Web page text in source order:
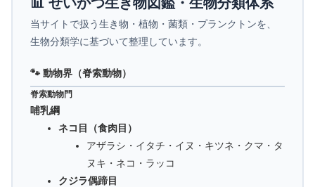
当サイトで扱う生き物・植物・菌類・プランクトンを、
生物分類学に基づいて整理しています。
🐾 動物界（脊索動物）
脊索動物門
哺乳綱
ネコ目（食肉目）
アザラシ・イタチ・イヌ・キツネ・クマ・タ
ヌキ・ネコ・ラッコ
クジラ偶蹄目